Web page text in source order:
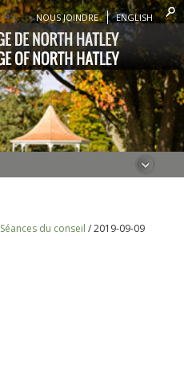
NOUS JOINDRE ENGLISH
Séances du conseil /2019-09-09